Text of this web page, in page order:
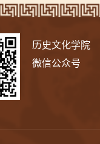
历史文化学院
微信公众号